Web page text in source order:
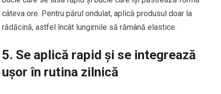
câteva ore. Pentru părul ondulat, aplică produsul doar la
rădăcină, astfel încât lungimile să rămână elastice.
5. Se aplică rapid și se integrează
ușor în rutina zilnică